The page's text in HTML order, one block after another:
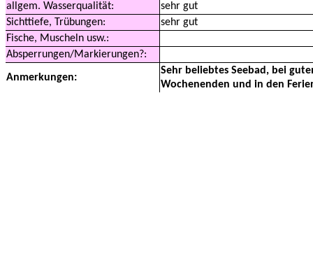
allgem. Wasserqualität:
sehr gut
Sichttiefe, Trübungen:
sehr gut
Fische, Muscheln usw.:
Absperrungen/Markierungen?:
Anmerkungen:
Sehr beliebtes Seebad, bei
Wochenenden und in den